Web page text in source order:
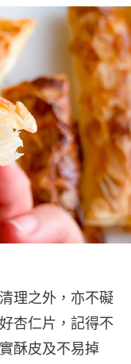
理之外，亦不礙
杏仁片，記得不
酥皮及不易掉